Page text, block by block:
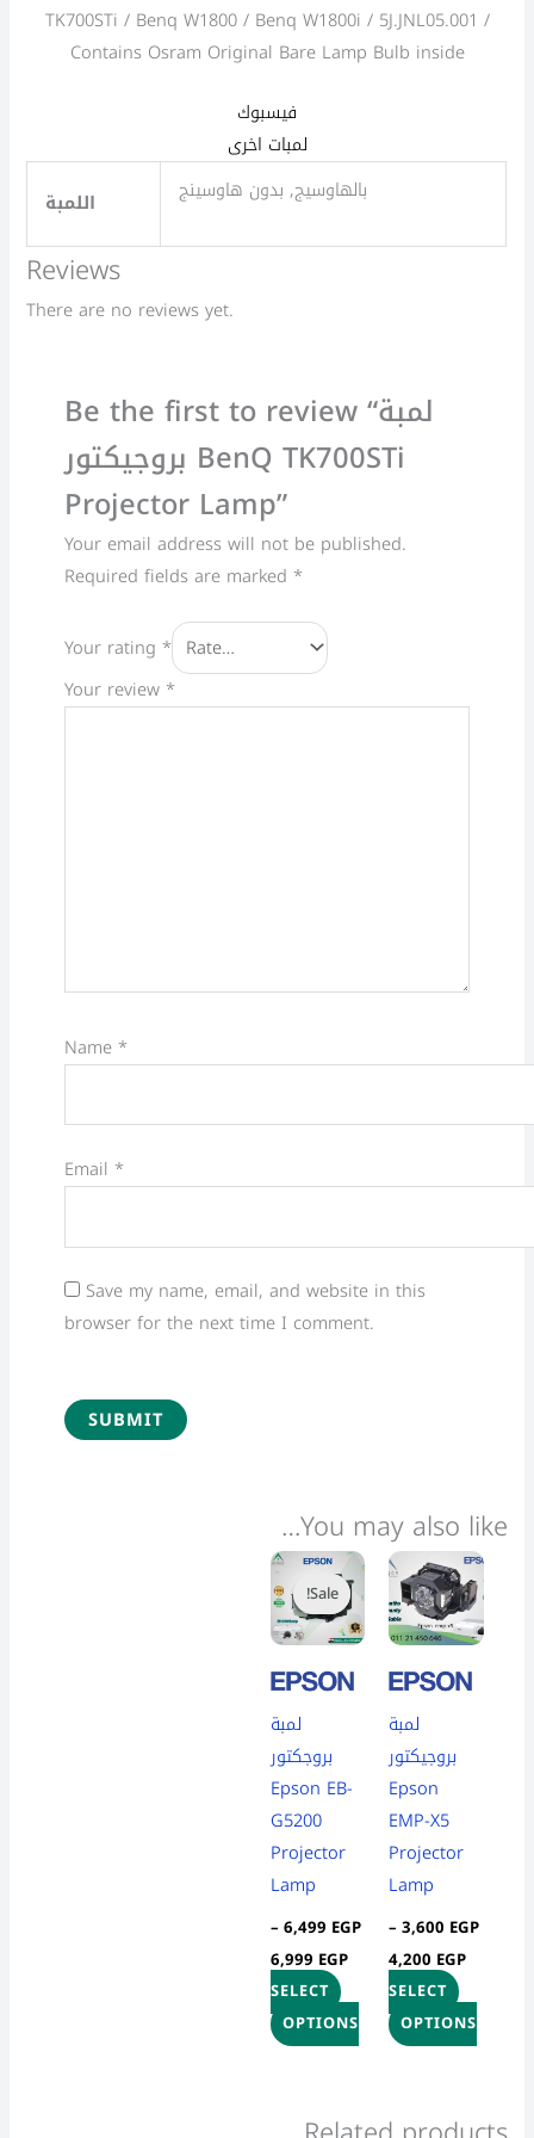
TK700STi / Benq W1800 / Benq W1800i / 5J.JNL05.001 /
Contains Osram Original Bare Lamp Bulb inside
فيسبوك
لمبات اخرى
اللمبة
بالهاوسيج, بدون هاوسينج
Reviews
There are no reviews yet.
Be the first to review “لمبة
بروجيكتور BenQ TK700STi
Projector Lamp”
Your email address will not be published.
Required fields are marked *
Your rating *
Your review*
Name*
Email *
Save my name, email, and website in this
browser for the next time I comment.
You may also like…
لمبة
بروجيكتور
Epson
EMP-X5
Projector
Lamp
3,600 EGP
–
4,200 EGP
Price
range:
3,600 EGP
through
4,200 EGP
SELECT
OPTIONS
This
product
has
multiple
variants.
The
options
may
be
chosen
on
the
product
page
Sale!
Sale!
لمبة
بروجكتور
Epson EB-
G5200
Projector
Lamp
6,499 EGP
–
6,999 EGP
Price
6,999 EGP
SELECT
OPTIONS
This
has
variants.
The
options
may
be
chosen
on
the
product
page